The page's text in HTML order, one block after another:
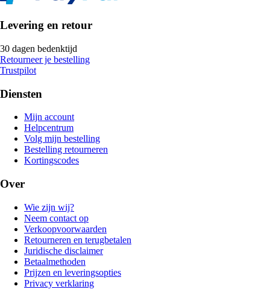
Levering en retour
30 dagen bedenktijd
Retourneer je bestelling
Trustpilot
Diensten
Mijn account
Helpcentrum
Volg mijn bestelling
Bestelling retourneren
Kortingscodes
Over
Wie zijn wij?
Neem contact op
Verkoopvoorwaarden
Retourneren en terugbetalen
Juridische disclaimer
Betaalmethoden
Prijzen en leveringsopties
Privacy verklaring